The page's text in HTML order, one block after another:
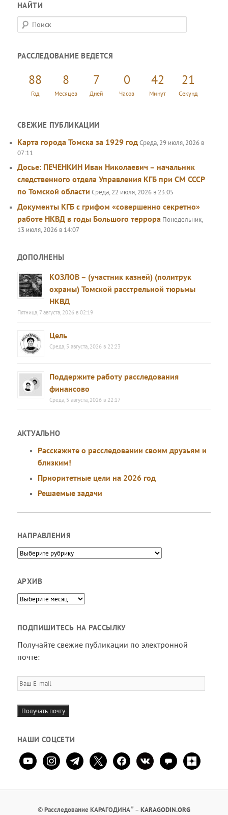
НАЙТИ
П
о
с
РАССЛЕДОВАНИЕ ВЕДЕТСЯ
88
Год
8
Месяцев
7
Дней
0
Часов
42
Минут
22
Секунд
СВЕЖИЕ ПУБЛИКАЦИИ
Карта города Томска за 1929 годСреда, 29 июля, 2026 в
07:11
Досье: ПЕЧЕНКИН Иван Николаевич – начальник
следственного отдела Управления КГБ при СМ СССР
по Томской области Среда, 22 июля, 2026 в 23:05
Документы КГБ с грифом «совершенно секретно»
работе НКВД в годы Большого террора Понедельник,
13 июля, 2026 в 14:07
ДОПОЛНЕНЫ
КОЗЛОВ – (участник казней) (политрук
охраны) Томской расстрельной тюрьмы
НКВД
Пятница, 7 августа, 2026 в 02:19
Цель
Среда, 5 августа, 2026 в 22:23
Поддержите работу расследования
финансово
Среда, 5 августа, 2026 в 22:17
АКТУАЛЬНО
Расскажите о расследовании своим друзьям и
близким!
Приоритетные цели на 2026 год
Решаемые задачи
НАПРАВЛЕНИЯ
Направления
АРХИВ
Архив
ПОДПИШИТЕСЬ НА РАССЫЛКУ
Получайте свежие публикации по электронной
почте:
Ваш
E-
mail
Получать почту
НАШИ СОЦСЕТИ
youtubeinstagramtelegram
x facebookvkontaktecomment
zen-
yandex
©Расследование КАРАГОДИНА® – KARAGODIN.ORG